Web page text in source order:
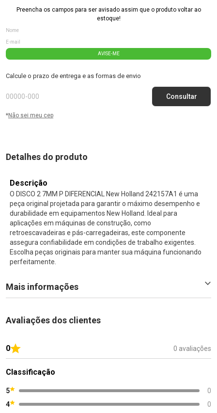
Preencha os campos para ser avisado assim que o produto voltar ao
estoque!
AVISE-ME
Calcule o prazo de entrega e as formas de envio
*Não sei meu cep
Detalhes do produto
Descrição
O DISCO 2 7MM P DIFERENCIAL New Holland 242157A1 é uma
peça original projetada para garantir o máximo desempenho e
durabilidade em equipamentos New Holland. Ideal para
aplicações em máquinas de construção, como
retroescavadeiras e pás-carregadeiras, este componente
assegura confiabilidade em condições de trabalho exigentes.
Escolha peças originais para manter sua máquina funcionando
perfeitamente.
Mais informações
Avaliações dos clientes
0 0 avaliações
Classificação
5
0
4
0